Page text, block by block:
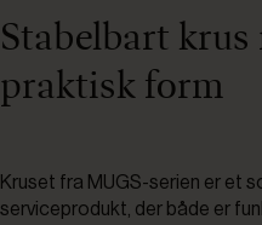
Stabelbart
praktisk form
Kruset fra MUGS-serien er et
serviceprodukt, der både er